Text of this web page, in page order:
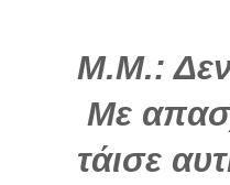
Μ.Μ.: Δεν
Με
τάισε